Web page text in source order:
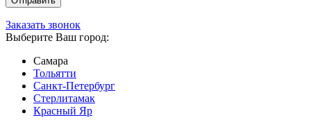
Заказать звонок
Выберите Ваш город:
Самара
Тольятти
Санкт-Петербург
Стерлитамак
Красный Яр